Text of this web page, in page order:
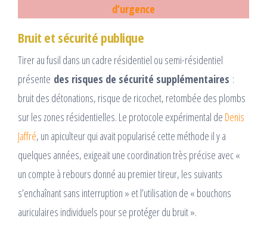
d’urgence
Bruit et sécurité publique
Tirer au fusil dans un cadre résidentiel ou semi-résidentiel
présente des risques de sécurité supplémentaires :
bruit des détonations, risque de ricochet, retombée des plombs
sur les zones résidentielles. Le protocole expérimental de Denis
Jaffré, un apiculteur qui avait popularisé cette méthode il y a
quelques années, exigeait une coordination très précise avec «
un compte à rebours donné au premier tireur, les suivants
s’enchaînant sans interruption » et l’utilisation de « bouchons
auriculaires individuels pour se protéger du bruit ».​